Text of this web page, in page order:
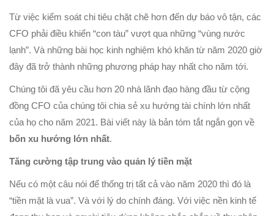
Từ việc kiểm soát chi tiêu chặt chẽ hơn đến dự báo vô tận, các
CFO phải điều khiển “con tàu” vượt qua những “vùng nước
lạnh”. Và những bài học kinh nghiệm khó khăn từ năm 2020 giờ
đây đã trở thành những phương pháp hay nhất cho năm tới.
Chúng tôi đã yêu cầu hơn 20 nhà lãnh đạo hàng đầu từ cộng
đồng CFO của chúng tôi chia sẻ xu hướng tài chính lớn nhất
của họ cho năm 2021. Bài viết này là bản tóm tắt ngắn gọn về
bốn xu hướng lớn nhất.
Tăng cường tập trung vào quản lý tiền mặt
Nếu có một câu nói để thống trị tất cả vào năm 2020 thì đó là
“tiền mặt là vua”. Và với lý do chính đáng. Với việc nền kinh tế